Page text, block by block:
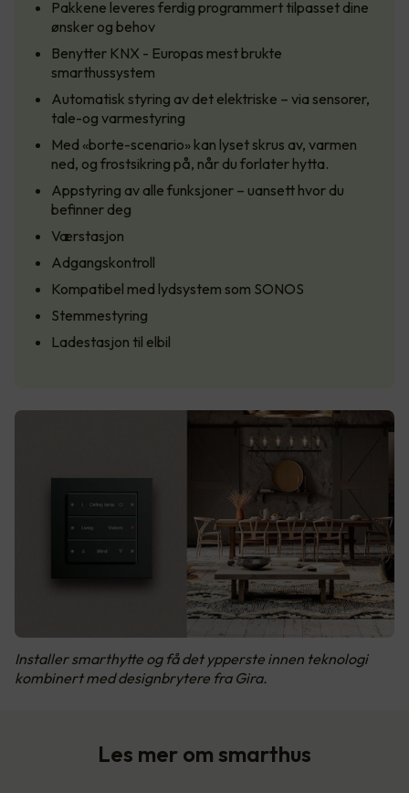
Pakkene leveres ferdig programmert tilpasset dine
ønsker og behov
Benytter KNX - Europas mest brukte
smarthussystem
Automatisk styring av det elektriske – via sensorer,
tale-og varmestyring
Med «borte-scenario» kan lyset skrus av, varmen
ned, og frostsikring på, når du forlater hytta.
Appstyring av alle funksjoner – uansett hvor du
befinner deg
Værstasjon
Adgangskontroll
Kompatibel med lydsystem som SONOS
Stemmestyring
Ladestasjon til elbil
Installer smarthytte og få det ypperste innen teknologi
kombinert med designbrytere fra Gira.
Les mer om smarthus